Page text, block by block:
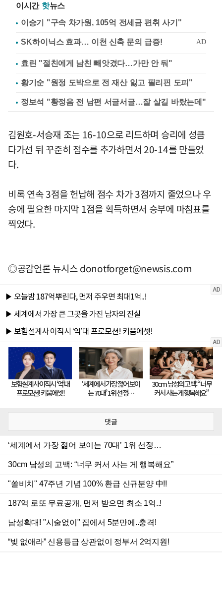
이시간 핫뉴스
이승기 "구속 차가원, 105억 전세금 편취 사기"
효린 "절친에게 남친 빼앗겼다…가만 안 둬"
황기순 "원정 도박으로 전 재산 잃고 필리핀 도피"
정보석 "황정음 전 남편 서글서글…잘 살길 바랐는데"
김원호-서승재 조는 16-10으로 리드하며 승리에 성큼
다가선 뒤 꾸준히 점수를 추가하면서 20-14를 만들었
다.
비록 연속 3점을 헌납해 점수 차가 3점까지 줄었으나 우
승에 필요한 마지막 1점을 획득하면서 승부에 마침표를
찍었다.
◎공감언론 뉴시스donotforget@newsis.com
댓글